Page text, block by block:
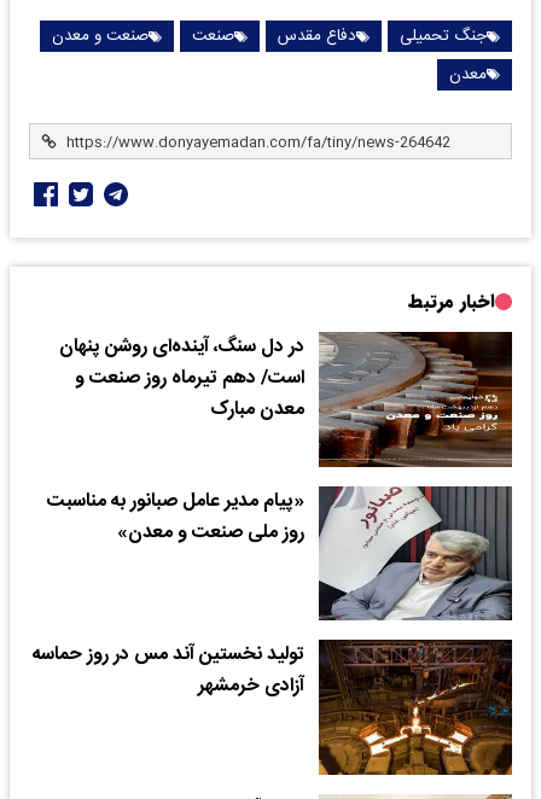
جنگ تحمیلی دفاع مقدس صنعت
صنعت و معدن
معدن
اخبار مرتبط
در دل سنگ، آینده‌ای روشن پنهان
است/ دهم تیرماه روز صنعت و
معدن مبارک
«پیام مدیر عامل صبانور به مناسبت
روز ملی صنعت و معدن»
تولید نخستین آند مس در روز حماسه
آزادی خرمشهر